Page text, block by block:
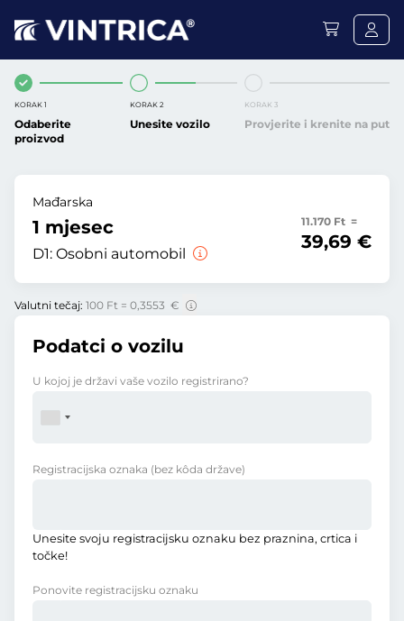
KORAK 1
Odaberite
proizvod
KORAK 2
Unesite vozilo
KORAK 3
Provjerite i krenite na put
Mađarska
1 mjesec
D1: Osobni automobil
11.170 Ft =
39,69 €
Valutni tečaj: 100 Ft = 0,3553 €
Podatci o vozilu
U kojoj je državi vaše vozilo registrirano?
Registracijska oznaka (bez kôda države)
Unesite svoju registracijsku oznaku bez praznina, crtica i
točke!
Ponovite registracijsku oznaku